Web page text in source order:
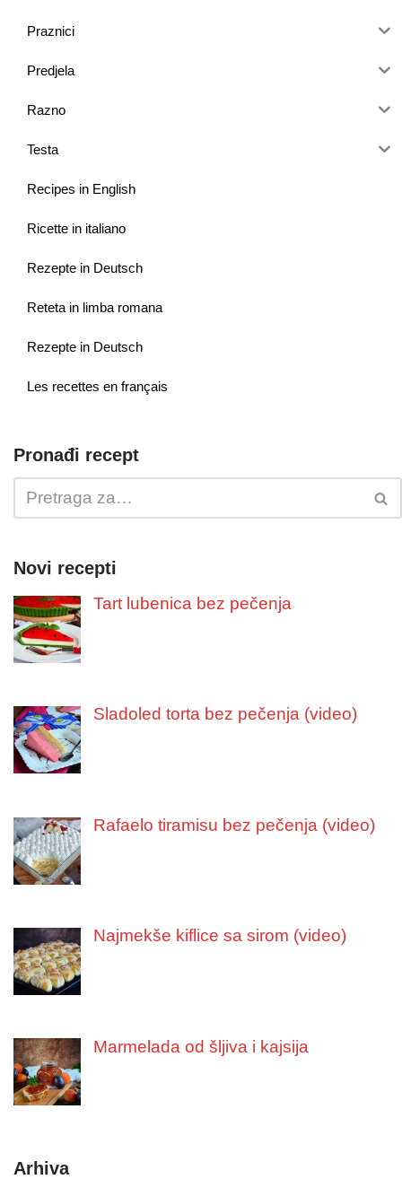
Praznici
Predjela
Razno
Testa
Recipes in English
Ricette in italiano
Rezepte in Deutsch
Reteta in limba romana
Rezepte in Deutsch
Les recettes en français
Pronađi recept
Novi recepti
Tart lubenica bez pečenja
Sladoled torta bez pečenja (video)
Rafaelo tiramisu bez pečenja (video)
Najmekše kiflice sa sirom (video)
Marmelada od šljiva i kajsija
Arhiva